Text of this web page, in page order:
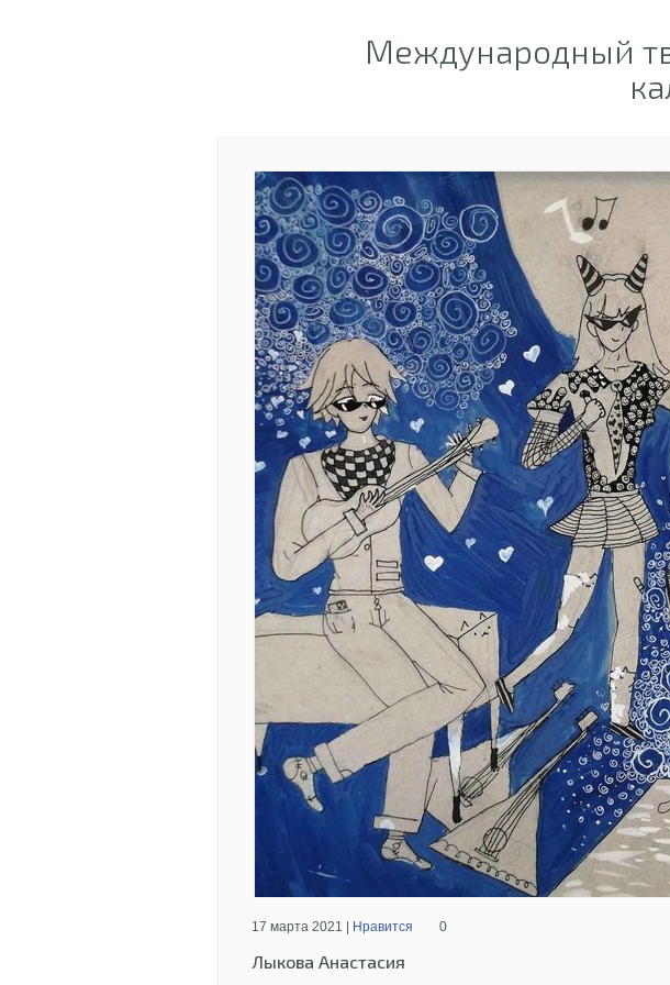
Международный
17 марта 2021 | Нравится 0
Лыкова Анастасия